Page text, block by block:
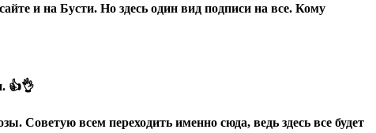
и на Бусти. Но здесь один вид подписи на все. Кому
👍👌
Советую всем переходить именно сюда, ведь здесь все будет